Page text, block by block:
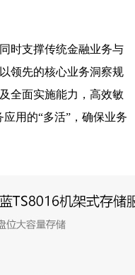
时支撑传统金融业务与
领先的核心业务洞察规
全面实施能力，高效敏
用的“多活”，确保业务